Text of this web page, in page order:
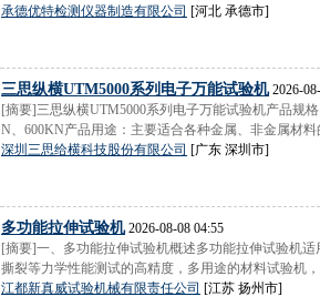
承德优特检测仪器制造有限公司 [河北 承德市]
三思纵横UTM5000系列电子万能试验机2026-
[摘要]三思纵横UTM5000系列电子万能试验机产品规
N、600KN产品用途：主要适合各种金属、非金属材
深圳三思给横科技股份有限公司 [广东 深圳市]
多功能拉伸试验机2026-08-08 04:55
[摘要]一、多功能拉伸试验机概述多功能拉伸试验机
撕裂等力学性能测试的高精度，多用途的材料试验机
江都新真威试验机械有限责任公司 [江苏 扬州市]